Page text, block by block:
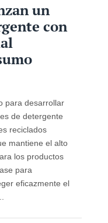
un
con
para desarrollar
de detergente
reciclados
mantiene el alto
los productos
para
eficazmente el